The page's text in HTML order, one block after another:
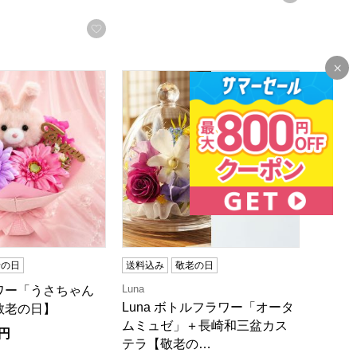
お気に入りに登録する
盆カステラ【敬老の日】
「うさちゃんブーケ」【敬老の日】
日
ー「うさちゃん
の日】
Luna ボトルフラワー「オータムミュゼ
送料込み 敬老の日
Luna
Luna ボトルフラワー「オータ
ムミュゼ」＋長崎和三盆カス
テラ【敬老の…